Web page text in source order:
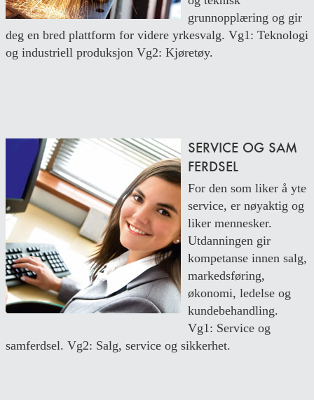
grunnopplæring og gir
deg en bred plattform for videre yrkesvalg. Vg1: Teknologi
og industriell produksjon Vg2: Kjøretøy.
SERVICE OG SAM
FERDSEL
For den som liker å yte
service, er nøyaktig og
liker mennesker.
Utdanningen gir
kompetanse innen salg,
markedsføring,
økonomi, ledelse og
kundebehandling.
Vg1: Service og
samferdsel. Vg2: Salg, service og sikkerhet.